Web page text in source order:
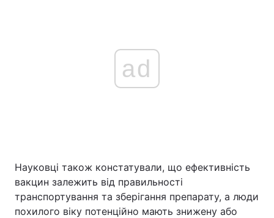
ad
Науковці також констатували, що ефективність
вакцин залежить від правильності
транспортування та зберігання препарату, а люди
похилого віку потенційно мають знижену або